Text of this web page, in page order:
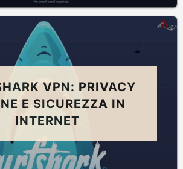
VPN: PRIVACY
E SICUREZZA IN
INTERNET